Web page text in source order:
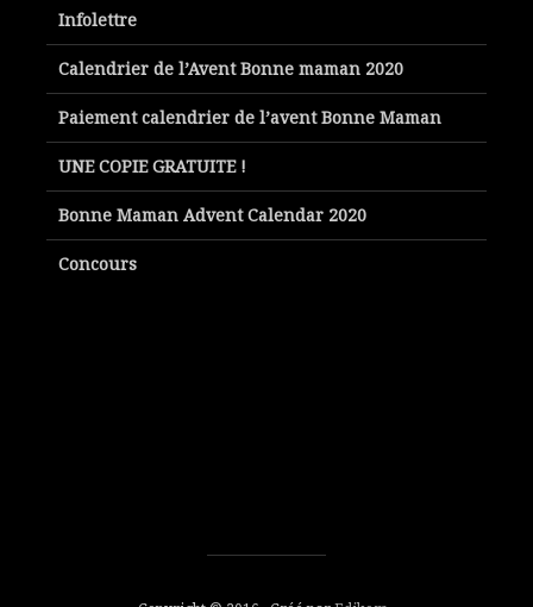
Infolettre
Calendrier de l’Avent Bonne maman 2020
Paiement calendrier de l’avent Bonne Maman
UNE COPIE GRATUITE !
Bonne Maman Advent Calendar 2020
Concours